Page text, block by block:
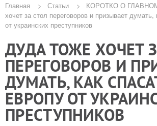
Строка
навигации
Главная Статьи КОРОТКО О
хочет за стол переговоров и призывает думать,
от украинских преступников
ДУДА ТОЖЕ ХОЧЕТ
ПЕРЕГОВОРОВ И
ДУМАТЬ, КАК
ЕВРОПУ ОТ
ПРЕСТУПНИКОВ